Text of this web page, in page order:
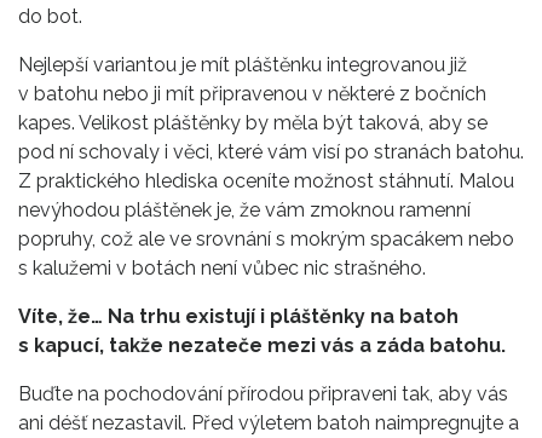
do bot.
Nejlepší variantou je mít pláštěnku integrovanou již
v batohu nebo ji mít připravenou v některé z bočních
kapes. Velikost pláštěnky by měla být taková, aby se
pod ní schovaly i věci, které vám visí po stranách batohu.
Z praktického hlediska oceníte možnost stáhnutí. Malou
nevýhodou pláštěnek je, že vám zmoknou ramenní
popruhy, což ale ve srovnání s mokrým spacákem nebo
s kalužemi v botách není vůbec nic strašného.
Víte, že… Na trhu existují i pláštěnky na batoh
s kapucí, takže nezateče mezi vás a záda batohu.
Buďte na pochodování přírodou připraveni tak, aby vás
ani déšť nezastavil. Před výletem batoh naimpregnujte a